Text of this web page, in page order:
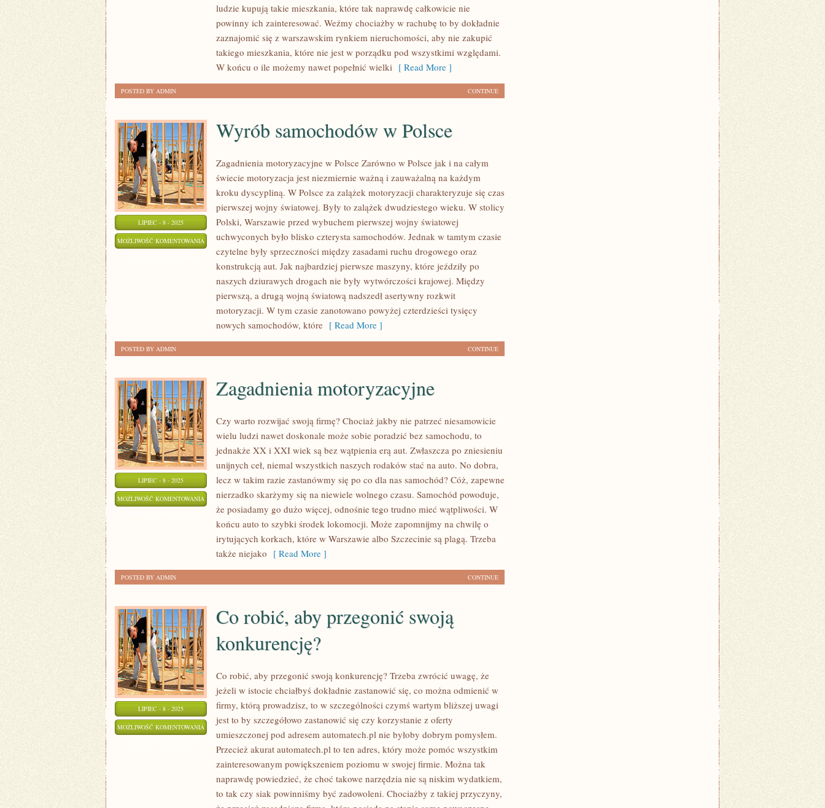
CZASACH,
ZRÓŻNICOWANE
ARCHITEKTONICZNIE
ludzie kupują takie mieszkania, które tak naprawdę całkowicie nie
powinny ich zainteresować. Weźmy chociażby w rachubę to by dokładnie
zaznajomić się z warszawskim rynkiem nieruchomości, aby nie zakupić
takiego mieszkania, które nie jest w porządku pod wszystkimi względami.
W końcu o ile możemy nawet popełnić wielki [ Read More ]
CONTINUE
POSTED BY ADMIN
LIPIEC - 8 - 2025
MOŻLIWOŚĆ KOMENTOWANIA WYRÓB
SAMOCHODÓW
POLSCE
Wyrób samochodów w Polsce
Zagadnienia motoryzacyjne w Polsce Zarówno w Polsce jak i na całym
świecie motoryzacja jest niezmiernie ważną i zauważalną na każdym
kroku dyscypliną. W Polsce za zalążek motoryzacji charakteryzuje się czas
pierwszej wojny światowej. Były to zalążek dwudziestego wieku. W stolicy
Polski, Warszawie przed wybuchem pierwszej wojny światowej
uchwyconych było blisko czterysta samochodów. Jednak w tamtym czasie
czytelne były sprzeczności między zasadami ruchu drogowego oraz
konstrukcją aut. Jak najbardziej pierwsze maszyny, które jeździły po
naszych dziurawych drogach nie były wytwórczości krajowej. Między
pierwszą, a drugą wojną światową nadszedł asertywny rozkwit
motoryzacji. W tym czasie zanotowano powyżej czterdzieści tysięcy
nowych samochodów, które [ Read More ]
CONTINUE
POSTED BY ADMIN
LIPIEC - 8 - 2025
MOŻLIWOŚĆ KOMENTOWANIA ZAGADNIENIA
MOTORYZACYJNE
Zagadnienia motoryzacyjne
Czy warto rozwijać swoją firmę? Chociaż jakby nie patrzeć niesamowicie
wielu ludzi nawet doskonale może sobie poradzić bez samochodu, to
jednakże XX i XXI wiek są bez wątpienia erą aut. Zwłaszcza po zniesieniu
unijnych ceł, niemal wszystkich naszych rodaków stać na auto. No dobra,
lecz w takim razie zastanówmy się po co dla nas samochód? Cóż, zapewne
nierzadko skarżymy się na niewiele wolnego czasu. Samochód powoduje,
że posiadamy go dużo więcej, odnośnie tego trudno mieć wątpliwości. W
końcu auto to szybki środek lokomocji. Może zapomnijmy na chwilę o
irytujących korkach, które w Warszawie albo Szczecinie są plagą. Trzeba
także niejako [ Read More ]
CONTINUE
POSTED BY ADMIN
LIPIEC - 8 - 2025
MOŻLIWOŚĆ KOMENTOWANIA
Co robić, aby przegonić swoją
konkurencję?
Co robić, aby przegonić swoją konkurencję? Trzeba zwrócić uwagę, że
jeżeli w istocie chciałbyś dokładnie zastanowić się, co można odmienić w
firmy, którą prowadzisz, to w szczególności czymś wartym bliższej uwagi
jest to by szczegółowo zastanowić się czy korzystanie z oferty
umieszczonej pod adresem automatech.pl nie byłoby dobrym pomysłem.
Przecież akurat automatech.pl to ten adres, który może pomóc wszystkim
zainteresowanym powiększeniem poziomu w swojej firmie. Można tak
naprawdę powiedzieć, że choć takowe narzędzia nie są niskim wydatkiem,
to tak czy siak powinniśmy być zadowoleni. Chociażby z takiej przyczyny,